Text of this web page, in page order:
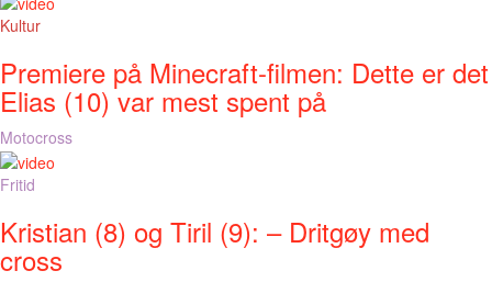
Kultur
Premiere på Minecraft-filmen: Dette er det
Elias (10) var mest spent på
Motocross
Fritid
Kristian (8) og Tiril (9): – Dritgøy med
cross